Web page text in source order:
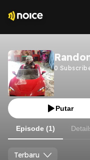
0
Putar
Episode (1)
Terbaru